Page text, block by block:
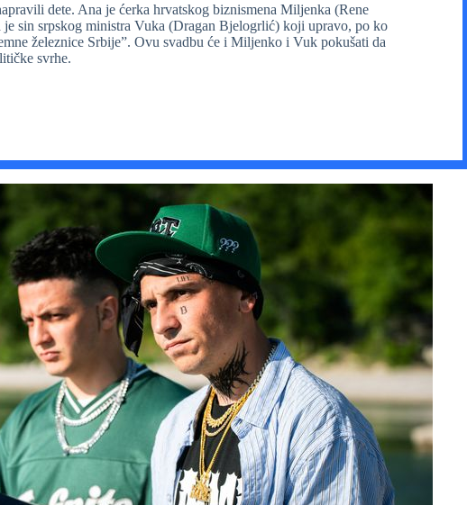
dete. Ana je ćerka hrvatskog biznismena Miljenka (Rene
sin srpskog ministra Vuka (Dragan Bjelogrlić) koji upravo, po ko
železnice Srbije”. Ovu svadbu će i Miljenko i Vuk pokušati da
svrhe.